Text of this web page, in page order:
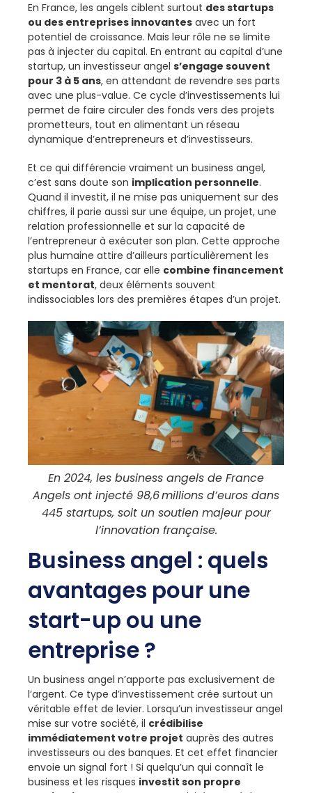
En France, les angels ciblent surtout des startups
ou des entreprises innovantes avec un fort
potentiel de croissance. Mais leur rôle ne se limite
pas à injecter du capital. En entrant au capital d’une
startup, un investisseur angel s’engage souvent
pour 3 à 5 ans, en attendant de revendre ses parts
avec une plus-value. Ce cycle d’investissements lui
permet de faire circuler des fonds vers des projets
prometteurs, tout en alimentant un réseau
dynamique d’entrepreneurs et d’investisseurs.
Et ce qui différencie vraiment un business angel,
c’est sans doute son implication personnelle.
Quand il investit, il ne mise pas uniquement sur des
chiffres, il parie aussi sur une équipe, un projet, une
relation professionnelle et sur la capacité de
l’entrepreneur à exécuter son plan. Cette approche
plus humaine attire d’ailleurs particulièrement les
startups en France, car elle combine financement
et mentorat, deux éléments souvent
indissociables lors des premières étapes d’un projet.
En 2024, les business angels de France
Angels ont injecté 98,6 millions d’euros dans
445 startups, soit un soutien majeur pour
l’innovation française.
Business angel : quels
avantages pour une
start-up ou une
entreprise ?
Un business angel n’apporte pas exclusivement de
l’argent. Ce type d’investissement crée surtout un
véritable effet de levier. Lorsqu’un investisseur angel
mise sur votre société, il crédibilise
immédiatement votre projet auprès des autres
investisseurs ou des banques. Et cet effet financier
envoie un signal fort ! Si quelqu’un qui connaît le
business et les risques investit son propre